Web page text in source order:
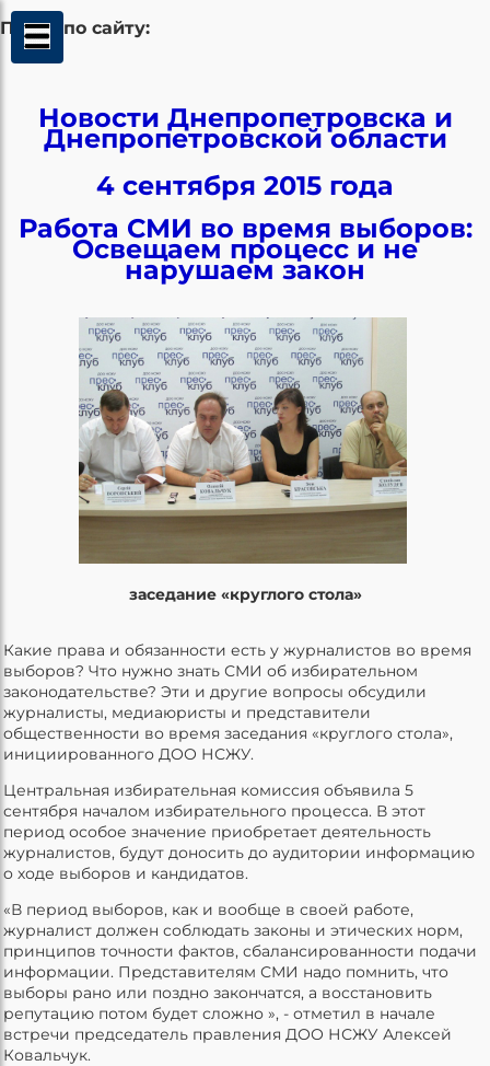
Поиск по сайту:
Новости Днепропетровска и
Днепропетровской области
4 сентября 2015 года
Работа СМИ во время выборов:
Освещаем процесс и не
нарушаем закон
заседание «круглого стола»
Какие права и обязанности есть у журналистов во время
выборов? Что нужно знать СМИ об избирательном
законодательстве? Эти и другие вопросы обсудили
журналисты, медиаюристы и представители
общественности во время заседания «круглого стола»,
инициированного ДОО НСЖУ.
Центральная избирательная комиссия объявила 5
сентября началом избирательного процесса. В этот
период особое значение приобретает деятельность
журналистов, будут доносить до аудитории информацию
о ходе выборов и кандидатов.
«В период выборов, как и вообще в своей работе,
журналист должен соблюдать законы и этических норм,
принципов точности фактов, сбалансированности подачи
информации. Представителям СМИ надо помнить, что
выборы рано или поздно закончатся, а восстановить
репутацию потом будет сложно », - отметил в начале
встречи председатель правления ДОО НСЖУ Алексей
Ковальчук.